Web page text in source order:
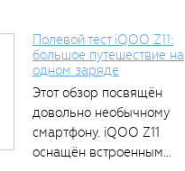
Полевой тест iQOO Z11:
большое путешествие на
одном заряде
Этот обзор посвящён
довольно необычному
смартфону. iQOO Z11
оснащён встроенным